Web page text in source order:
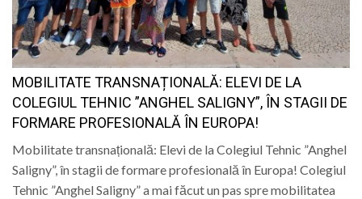
MOBILITATE TRANSNAȚIONALĂ: ELEVI DE LA
COLEGIUL TEHNIC ”ANGHEL SALIGNY”, ÎN STAGII DE
FORMARE PROFESIONALĂ ÎN EUROPA!
Mobilitate transnațională: Elevi de la Colegiul Tehnic ”Anghel
Saligny”, în stagii de formare profesională în Europa! Colegiul
Tehnic ”Anghel Saligny” a mai făcut un pas spre mobilitatea